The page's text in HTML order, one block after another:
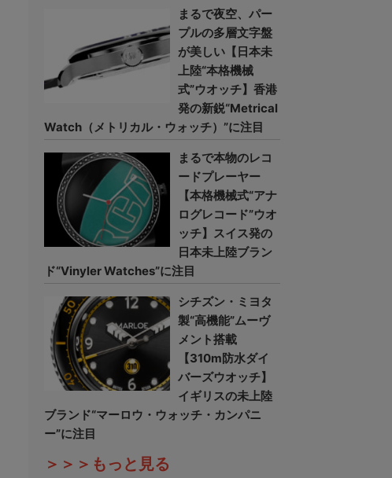
まるで夜空、パー
プルの多層文字盤
が美しい【日本未
上陸“本格機械
式”ウオッチ】香港
発の新鋭“Metrical
Watch（メトリカル・ウォッチ）”に注目
まるで本物のレコ
ードプレーヤー
【本格機械式“アナ
ログレコード”ウオ
ッチ】スイス発の
日本未上陸ブラン
ド“Vinyler Watches”に注目
シチズン・ミヨタ
製“高機能”ムーヴ
メント搭載
【310m防水ダイ
バーズウオッチ】
イギリスの未上陸
ブランド“マーロウ・ウォッチ・カンパニ
ー”に注目
＞＞＞もっと見る